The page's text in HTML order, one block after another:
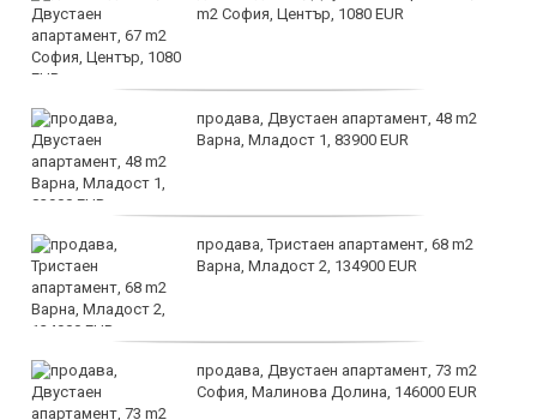
m2 София, Център, 1080 EUR
продава, Двустаен апартамент, 48 m2
Варна, Младост 1, 83900 EUR
продава, Тристаен апартамент, 68 m2
Варна, Младост 2, 134900 EUR
продава, Двустаен апартамент, 73 m2
София, Малинова Долина, 146000 EUR